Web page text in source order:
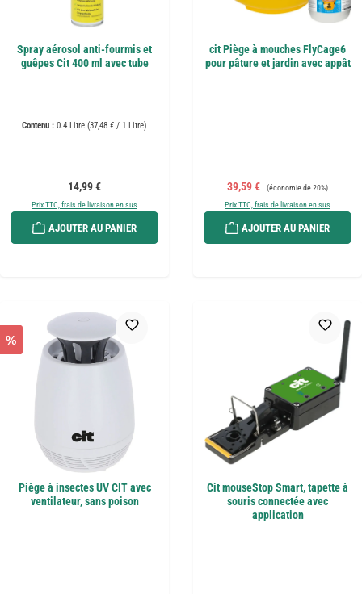
Spray aérosol anti-fourmis et
guêpes Cit 400 ml avec tube
Contenu : 0.4 Litre (37,48 € / 1 Litre)
Prix régulier :
14,99 €
Prix TTC, frais de livraison en sus
AJOUTER AU PANIER
cit Piège à mouches FlyCage6
pour pâture et jardin avec appât
Prix de vente :
39,59 € Prix régulier :
(économie de 20%)
Prix TTC, frais de livraison en sus
AJOUTER AU PANIER
%
Piège à insectes UV CIT avec
ventilateur, sans poison
Cit mouseStop Smart, tapette à
souris connectée avec
application